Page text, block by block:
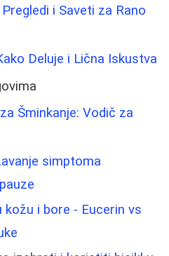
i Saveti za Rano
Deluje i Lična Iskustva
Šminkanje: Vodič za
simptoma
kožu i bore - Eucerin vs